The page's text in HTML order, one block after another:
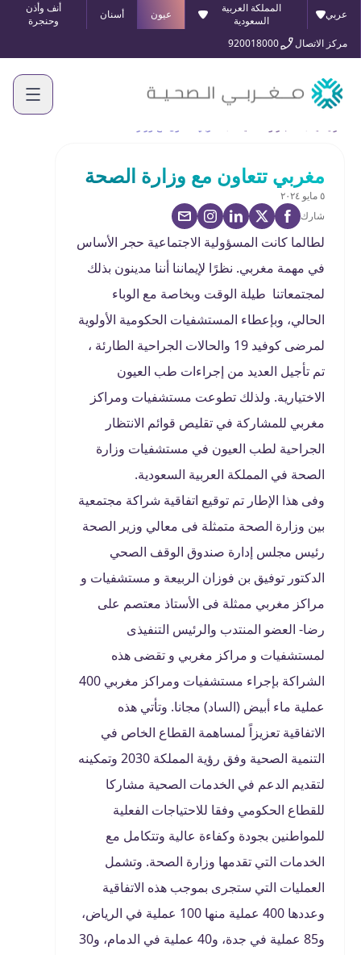
عربي
المملكة العربية
السعودية
عيون أسنان
أنف وأذن
وحنجرة
مركز الاتصال
920018000
مغربي تتعاون مع وزارة الصحة
٥ مايو ٢٠٢٤
شارك
لطالما كانت المسؤولية الاجتماعية حجر الأساس
في مهمة مغربي. نظرًا لإيماننا أننا مدينون بذلك
لمجتمعاتنا طيلة الوقت وبخاصة مع الوباء
الحالي، وبإعطاء المستشفيات الحكومية الأولوية
لمرضى كوفيد 19 والحالات الجراحية الطارئة ،
تم تأجيل العديد من إجراءات طب العيون
الاختيارية. ولذلك تطوعت مستشفيات ومراكز
مغربي للمشاركة في تقليص قوائم الانتظار
الجراحية لطب العيون في مستشفيات وزارة
الصحة في المملكة العربية السعودية.
وفى هذا الإطار تم توقيع اتفاقية شراكة مجتمعية
بين وزارة الصحة متمثلة فى معالي وزير الصحة
رئيس مجلس إدارة صندوق الوقف الصحي
الدكتور توفيق بن فوزان الربيعة و مستشفيات و
مراكز مغربي ممثلة فى الأستاذ معتصم على
رضا- العضو المنتدب والرئيس التنفيذى
لمستشفيات و مراكز مغربي و تقضى هذه
الشراكة بإجراء مستشفيات ومراكز مغربي 400
عملية ماء أبيض (الساد) مجانا. وتأتي هذه
الاتفاقية تعزيزاً لمساهمة القطاع الخاص في
التنمية الصحية وفق رؤية المملكة 2030 وتمكينه
لتقديم الدعم في الخدمات الصحية مشاركا
للقطاع الحكومي وفقا للاحتياجات الفعلية
للمواطنين بجودة وكفاءة عالية وتتكامل مع
الخدمات التي تقدمها وزارة الصحة. وتشمل
العمليات التي ستجرى بموجب هذه الاتفاقية
وعددها 400 عملية منها 100 عملية في الرياض،
و85 عملية في جدة، و40 عملية في الدمام، و30